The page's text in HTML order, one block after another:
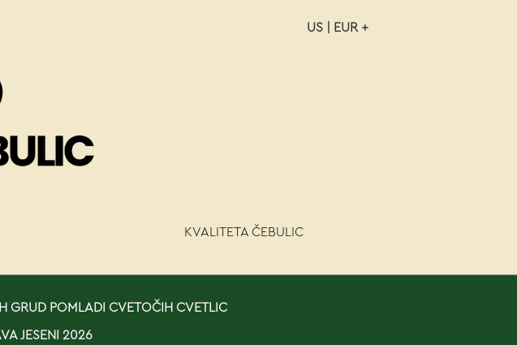
US | EUR +
KVALITETA ČEBULIC
GRUD POMLADI CVETOČIH CVETLIC
JESENI 2026